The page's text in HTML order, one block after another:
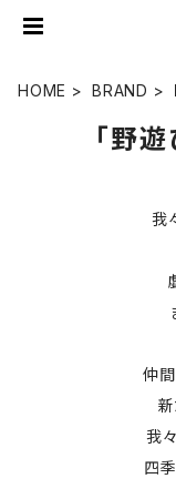
HOME BRAND
「野
我
仲間
新
我
四